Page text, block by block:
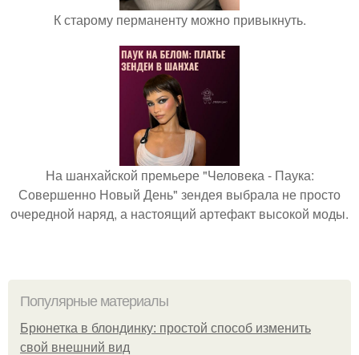
К старому перманенту можно привыкнуть.
На шанхайской премьере "Человека - Паука:
Совершенно Новый День" зендея выбрала не просто
очередной наряд, а настоящий артефакт высокой моды.
Популярные материалы
Брюнетка в блондинку: простой способ изменить
свой внешний вид